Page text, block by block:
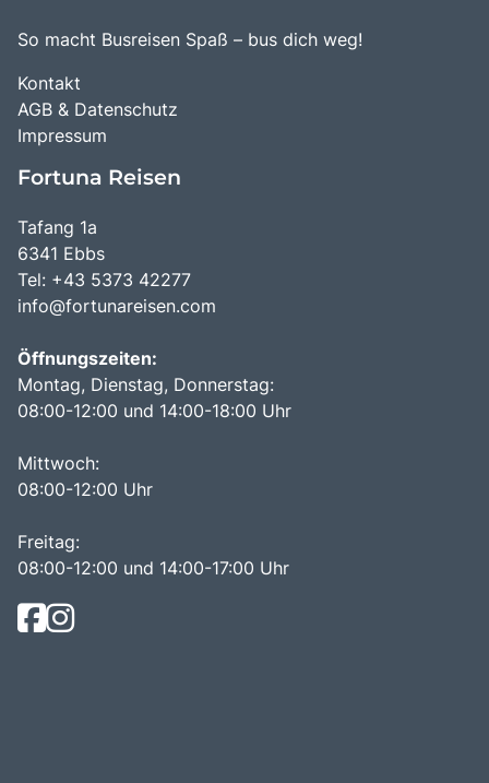
So macht Busreisen Spaß – bus dich weg!
Kontakt
AGB & Datenschutz
Impressum
Fortuna Reisen
Tafang 1a
6341 Ebbs
Tel: +43 5373 42277
info@fortunareisen.com
Öffnungszeiten:
Montag, Dienstag, Donnerstag:
08:00-12:00 und 14:00-18:00 Uhr
Mittwoch:
08:00-12:00 Uhr
Freitag:
08:00-12:00 und 14:00-17:00 Uhr